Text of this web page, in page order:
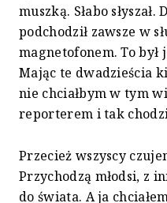
muszką. Słabo
podchodził zawsze w
magnetofonem. To był
Mając te dwadzieścia
nie chciałbym w tym
reporterem i tak
Przecież wszyscy
Przychodzą młodsi, z
do świata. A ja